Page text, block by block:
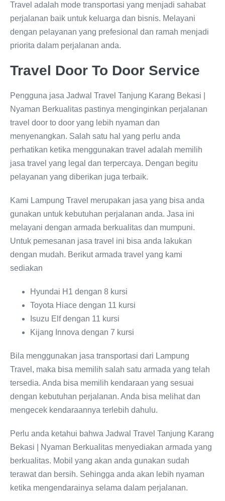
Travel adalah mode transportasi yang menjadi sahabat
perjalanan baik untuk keluarga dan bisnis. Melayani
dengan pelayanan yang prefesional dan ramah menjadi
priorita dalam perjalanan anda.
Travel Door To Door Service
Pengguna jasa Jadwal Travel Tanjung Karang Bekasi |
Nyaman Berkualitas pastinya menginginkan perjalanan
travel door to door yang lebih nyaman dan
menyenangkan. Salah satu hal yang perlu anda
perhatikan ketika menggunakan travel adalah memilih
jasa travel yang legal dan terpercaya. Dengan begitu
pelayanan yang diberikan juga terbaik.
Kami Lampung Travel merupakan jasa yang bisa anda
gunakan untuk kebutuhan perjalanan anda. Jasa ini
melayani dengan armada berkualitas dan mumpuni.
Untuk pemesanan jasa travel ini bisa anda lakukan
dengan mudah. Berikut armada travel yang kami
sediakan
Hyundai H1 dengan 8 kursi
Toyota Hiace dengan 11 kursi
Isuzu Elf dengan 11 kursi
Kijang Innova dengan 7 kursi
Bila menggunakan jasa transportasi dari Lampung
Travel, maka bisa memilih salah satu armada yang telah
tersedia. Anda bisa memilih kendaraan yang sesuai
dengan kebutuhan perjalanan. Anda bisa melihat dan
mengecek kendaraannya terlebih dahulu.
Perlu anda ketahui bahwa Jadwal Travel Tanjung Karang
Bekasi | Nyaman Berkualitas menyediakan armada yang
berkualitas. Mobil yang akan anda gunakan sudah
terawat dan bersih. Sehingga anda akan lebih nyaman
ketika mengendarainya selama dalam perjalanan.